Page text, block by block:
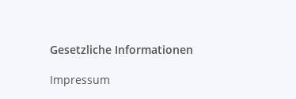
Gesetzliche Informationen
Impressum